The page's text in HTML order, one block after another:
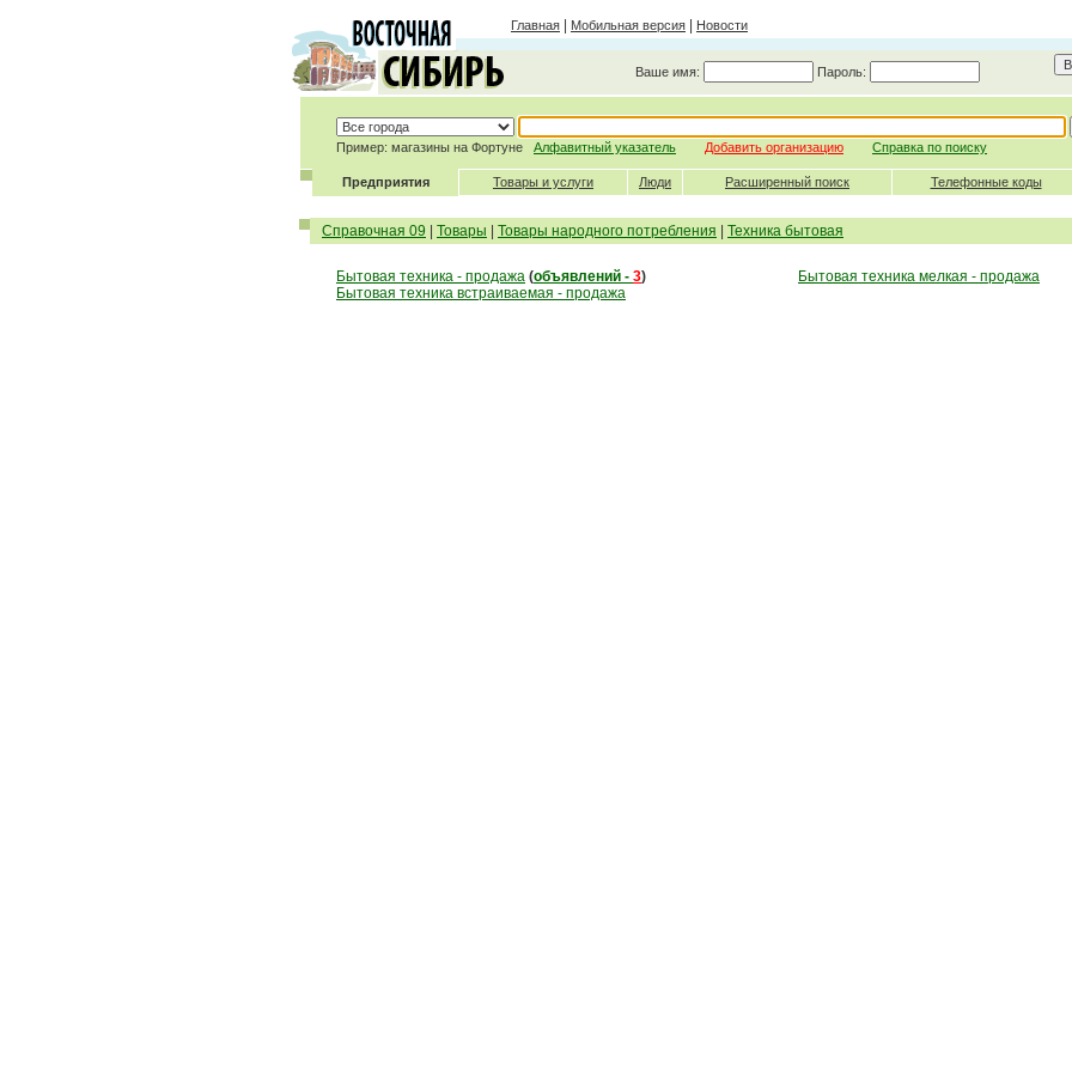
Главная Мобильная версия Новости
Ваше имя: Пароль:
Пример: магазины на Фортуне Алфавитный указатель Добавить организацию Справка по поиску
Предприятия Товары и услуги Люди Расширенный поиск Телефонные коды
Справочная 09 Товары Товары народного потребления Техника бытовая
Бытовая техника - продажа (объявлений - 3)
Бытовая техника встраиваемая - продажа
Бытовая техника мелкая - продажа